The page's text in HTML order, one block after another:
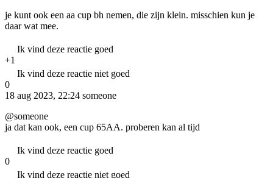
je kunt ook een aa cup bh nemen, die zijn klein. misschien kun je
daar wat mee.
Ik vind deze reactie goed
+1
Ik vind deze reactie niet goed
0
18 aug 2023, 22:24 someone
@someone
ja dat kan ook, een cup 65AA. proberen kan al tijd
Ik vind deze reactie goed
0
Ik vind deze reactie niet goed